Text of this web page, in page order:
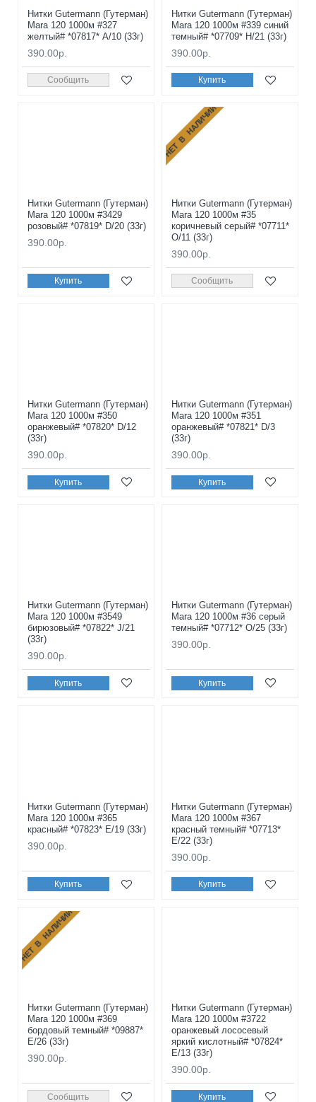
Нитки Gutermann (Гутерман)
Mara 120 1000м #327
желтый# *07817* A/10 (33г)
390.00р.
Сообщить
Нитки Gutermann (Гутерман)
Mara 120 1000м #339 синий
темный# *07709* H/21 (33г)
390.00р.
Купить
Нитки Gutermann (Гутерман)
Mara 120 1000м #3429
розовый# *07819* D/20 (33г)
390.00р.
Купить
НЕТ В НАЛИЧИИ
Нитки Gutermann (Гутерман)
Mara 120 1000м #35
коричневый серый# *07711*
O/11 (33г)
390.00р.
Сообщить
Нитки Gutermann (Гутерман)
Mara 120 1000м #350
оранжевый# *07820* D/12
(33г)
390.00р.
Купить
Нитки Gutermann (Гутерман)
Mara 120 1000м #351
оранжевый# *07821* D/3
(33г)
390.00р.
Купить
Нитки Gutermann (Гутерман)
Mara 120 1000м #3549
бирюзовый# *07822* J/21
(33г)
390.00р.
Купить
Нитки Gutermann (Гутерман)
Mara 120 1000м #36 серый
темный# *07712* O/25 (33г)
390.00р.
Купить
Нитки Gutermann (Гутерман)
Mara 120 1000м #365
красный# *07823* E/19 (33г)
390.00р.
Купить
Нитки Gutermann (Гутерман)
Mara 120 1000м #367
красный темный# *07713*
E/22 (33г)
390.00р.
Купить
НЕТ В НАЛИЧИИ
Нитки Gutermann (Гутерман)
Mara 120 1000м #369
бордовый темный# *09887*
E/26 (33г)
390.00р.
Сообщить
Нитки Gutermann (Гутерман)
Mara 120 1000м #3722
оранжевый лососевый
яркий кислотный# *07824*
E/13 (33г)
390.00р.
Купить